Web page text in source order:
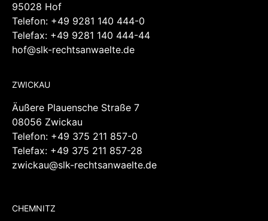
95028 Hof
Telefon: +49 9281 140 444-0
Telefax: +49 9281 140 444-44
hof@slk-rechtsanwaelte.de
ZWICKAU
Äußere Plauensche Straße 7
08056 Zwickau
Telefon: +49 375 211 857-0
Telefax: +49 375 211 857-28
zwickau@slk-rechtsanwaelte.de
CHEMNITZ